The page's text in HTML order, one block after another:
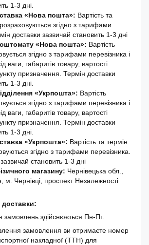
1-3 дні.
«Нова пошта»: Вартість та
згідно з тарифами
доставки зазвичай становить 1-3 дні
«Нова пошта»: Вартість
згідно з тарифами перевізника і
ваги, габаритів товару, вартості
призначення. Термін доставки
1-3 дні.
«Укрпошта»: Вартість
згідно з тарифами перевізника і
ваги, габаритів товару, вартості
призначення. Термін доставки
1-3 дні.
«Укрпошта»: Вартість та термін
згідно з тарифами перевізника.
становить 1-3 дні
магазину: Чернівецька обл.,
м. Чернівці, проспект Незалежності
доставки:
замовлень здійснюється Пн-Пт.
замовлення ви отримаєте номер
накладної (ТТН) для